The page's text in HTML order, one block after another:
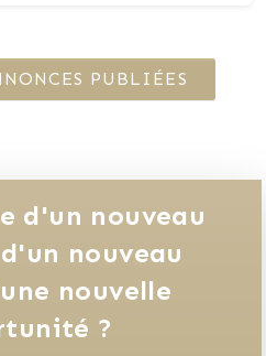
PUBLIÉES
d'un nouveau
d'un nouveau
nouvelle
?